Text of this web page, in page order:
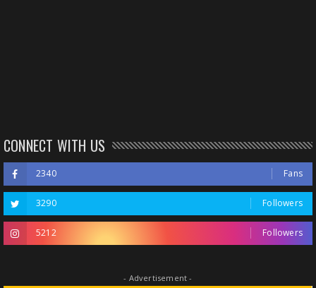
CONNECT WITH US
2340 Fans
3290 Followers
5212 Followers
- Advertisement -